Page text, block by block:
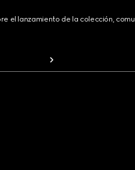
el lanzamiento de la colección,